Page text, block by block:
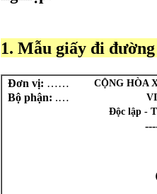
1. Mẫu giấy đi
Đơn vị: ……
Bộ phận: .…
CỘNG HÒA
Độc lập -